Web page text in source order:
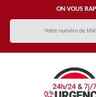
ON VOUS